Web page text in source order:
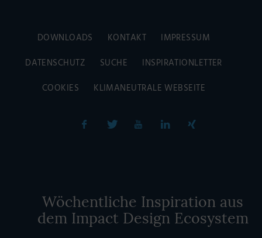
DOWNLOADS KONTAKT
IMPRESSUM
DATENSCHUTZ
SUCHE
INSPIRATIONLETTER
COOKIES
KLIMANEUTRALE WEBSEITE
Wöchentliche Inspiration aus
dem Impact Design Ecosystem